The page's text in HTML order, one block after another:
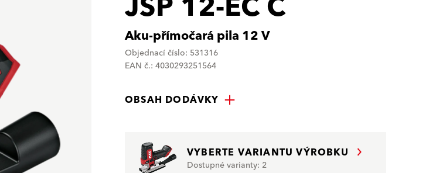
Aku-přímočará pila 12 V
Objednací číslo: 531316
EAN č.: 4030293251564
OBSAH DODÁVKY
VYBERTE VARIANTU VÝROBKU
Dostupné varianty: 2